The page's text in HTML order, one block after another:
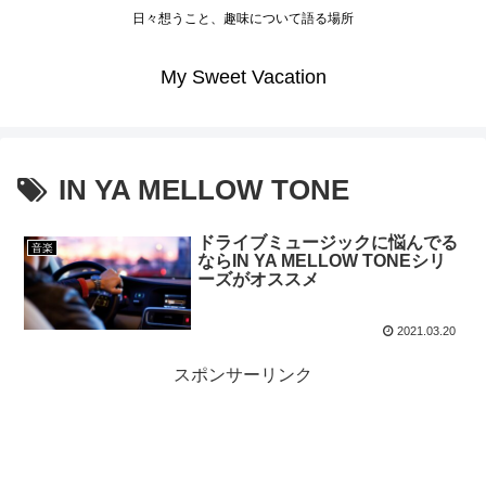
日々想うこと、趣味について語る場所
My Sweet Vacation
IN YA MELLOW TONE
音楽
ドライブミュージックに悩んでる
ならIN YA MELLOW TONEシリ
ーズがオススメ
2021.03.20
スポンサーリンク